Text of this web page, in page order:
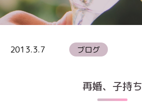
2013.3.7 ブログ
再婚、子持ち